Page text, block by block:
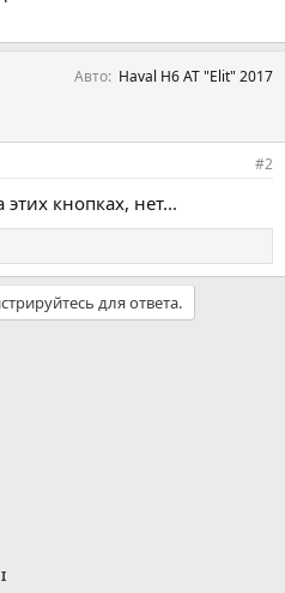
Авто Haval H6 AT "Elit" 2017
#2
кнопках, нет...
для ответа.